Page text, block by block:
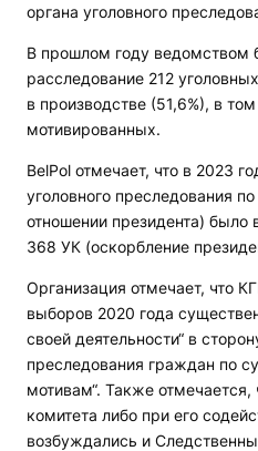
органа уголовного
В прошлом году ведомством
расследование 212
в производстве (51,6%), в
мотивированных.
BelPol отмечает, что в 2023
уголовного преследования
отношении президента) было
368 УК (оскорбление
Организация отмечает, что
выборов 2020 года
своей деятельности“ в
преследования граждан по
мотивам“. Также
комитета либо при его
возбуждались и